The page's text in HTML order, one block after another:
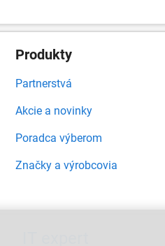
Produkty
Partnerstvá
Akcie a novinky
Poradca výberom
Značky a výrobcovia